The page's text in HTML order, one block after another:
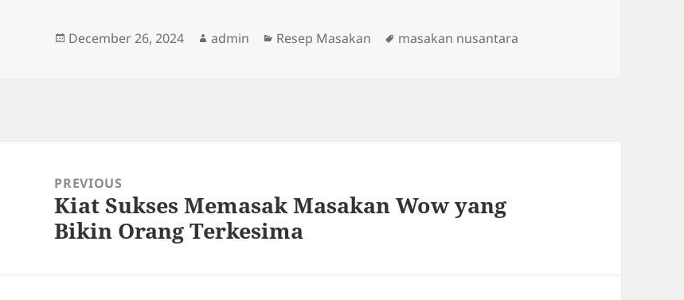
Posted
December 26, 2024 Author
admin Categories
Resep Masakan Tags
masakan nusantara
navigationPREVIOUS
Previous
post:
Kiat Sukses Memasak Masakan Wow yang
Bikin Orang Terkesima